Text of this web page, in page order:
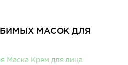
МАСОК ДЛЯ
Маска Крем для лица